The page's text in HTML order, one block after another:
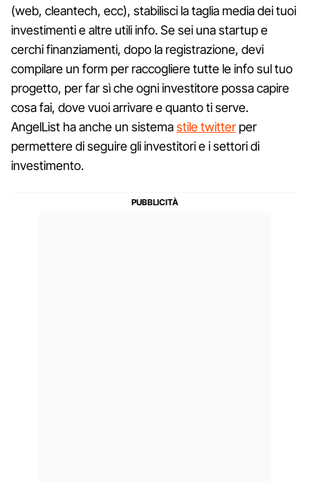
(web, cleantech, ecc), stabilisci la taglia media dei tuoi
investimenti e altre utili info. Se sei una startup e
cerchi finanziamenti, dopo la registrazione, devi
compilare un form per raccogliere tutte le info sul tuo
progetto, per far sì che ogni investitore possa capire
cosa fai, dove vuoi arrivare e quanto ti serve.
AngelList ha anche un sistemastile twitter per
permettere di seguire gli investitori e i settori di
investimento.